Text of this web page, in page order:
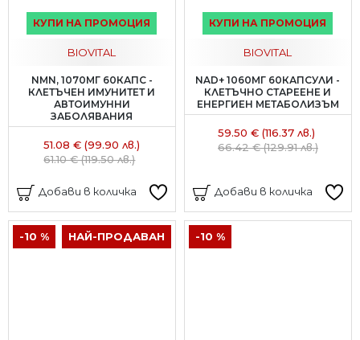
КУПИ НА ПРОМОЦИЯ
BIOVITAL
NMN, 1070МГ 60КАПС -
КЛЕТЪЧЕН ИМУНИТЕТ И
АВТОИМУННИ
ЗАБОЛЯВАНИЯ
51.08 € (99.90 лв.)
61.10 € (119.50 лв.)
Добави в количка
КУПИ НА ПРОМОЦИЯ
BIOVITAL
NAD+ 1060МГ 60КАПСУЛИ -
КЛЕТЪЧНО СТАРЕЕНЕ И
ЕНЕРГИЕН МЕТАБОЛИЗЪМ
59.50 € (116.37 лв.)
66.42 € (129.91 лв.)
Добави в количка
НАЙ-ПРОДАВАН
-10 % -10 %